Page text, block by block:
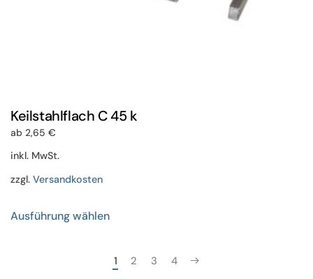
Keilstahlflach C 45 k
ab 2,65 €
inkl. MwSt.
zzgl. Versandkosten
Ausführung wählenProdukt
mehrere
Varianten
1 2 3 4